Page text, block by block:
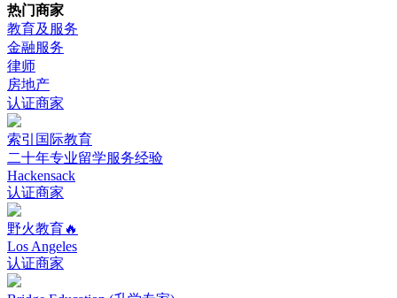
热门商家
教育及服务
金融服务
律师
房地产
认证商家
索引国际教育
二十年专业留学服务经验
Hackensack
认证商家
野火教育🔥
Los Angeles
认证商家